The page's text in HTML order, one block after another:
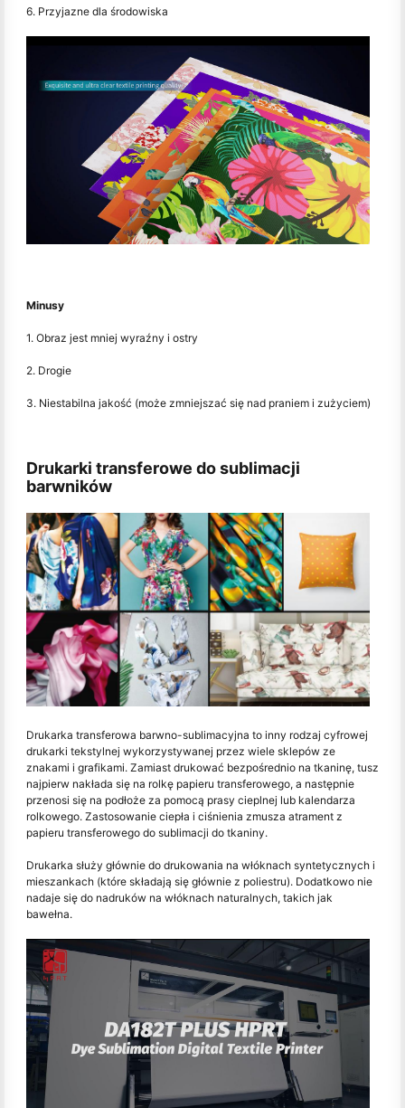
6. Przyjazne dla środowiska
Minusy
1. Obraz jest mniej wyraźny i ostry
2. Drogie
3. Niestabilna jakość (może zmniejszać się nad praniem i zużyciem)
Drukarki transferowe do sublimacji
barwników
Drukarka transferowa barwno-sublimacyjna to inny rodzaj cyfrowej
drukarki tekstylnej wykorzystywanej przez wiele sklepów ze
znakami i grafikami. Zamiast drukować bezpośrednio na tkaninę, tusz
najpierw nakłada się na rolkę papieru transferowego, a następnie
przenosi się na podłoże za pomocą prasy cieplnej lub kalendarza
rolkowego. Zastosowanie ciepła i ciśnienia zmusza atrament z
papieru transferowego do sublimacji do tkaniny.
Drukarka służy głównie do drukowania na włóknach syntetycznych i
mieszankach (które składają się głównie z poliestru). Dodatkowo nie
nadaje się do nadruków na włóknach naturalnych, takich jak
bawełna.